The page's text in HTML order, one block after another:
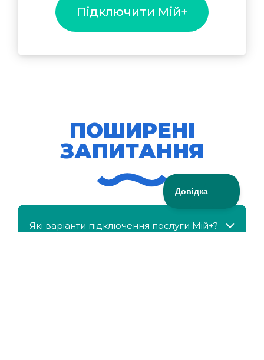
Підключити Мій+
ПОШИРЕНІ
ЗАПИТАННЯ
Які варіанти підключення послуги Мій+?